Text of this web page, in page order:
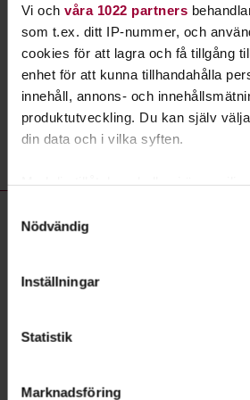
Vi och våra 1022 partners
som t.ex. ditt IP-nummer, och
cookies för att lagra och få tillgång
enhet för att kunna tillhandahålla
innehåll, annons- och
produktutveckling. Du kan själv
din data och i vilka syften.
kan ha en noggrannhet på upp
Ta reda på mer om hur dina
ändra eller dra tillbaka ditt samtycke
Nödvändig
Inställningar
Statistik
Marknadsföring
Läs mer om ämnet
Liknande kurser inom
Studiecirkel/kurs:
Fortsättningskurs
Datum
Antal tillfällen